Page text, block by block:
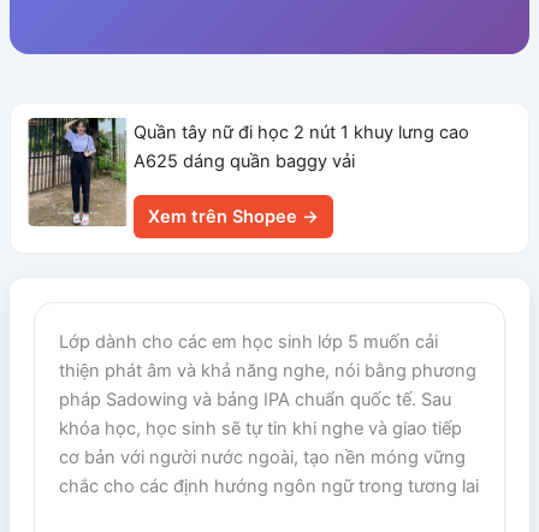
Quần tây nữ đi học 2 nút 1 khuy lưng cao
A625 dáng quần baggy vải
Xem trên Shopee →
Lớp dành cho các em học sinh lớp 5 muốn cải
thiện phát âm và khả năng nghe, nói bằng phương
pháp Sadowing và bảng IPA chuẩn quốc tế. Sau
khóa học, học sinh sẽ tự tin khi nghe và giao tiếp
cơ bản với người nước ngoài, tạo nền móng vững
chắc cho các định hướng ngôn ngữ trong tương lai